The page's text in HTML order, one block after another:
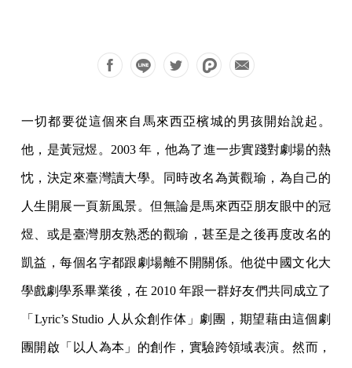
一切都要從這個來自馬來西亞檳城的男孩開始說起。
他，是黃冠煜。2003 年，他為了進一步實踐對劇場的熱
忱，決定來臺灣讀大學。同時改名為黃觀瑜，為自己的
人生開展一頁新風景。但無論是馬來西亞朋友眼中的冠
煜、或是臺灣朋友熟悉的觀瑜，甚至是之後再度改名的
凱益，每個名字都跟劇場離不開關係。他從中國文化大
學戲劇學系畢業後，在 2010 年跟一群好友們共同成立了
「Lyric’s Studio 人从众創作体」劇團，期望藉由這個劇
團開啟「以人為本」的創作，實驗跨領域表演。然而，